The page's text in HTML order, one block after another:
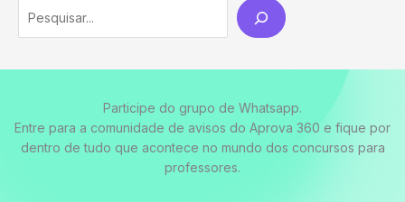
Participe do grupo de Whatsapp.
Entre para a comunidade de avisos do Aprova 360 e fique por
dentro de tudo que acontece no mundo dos concursos para
professores.